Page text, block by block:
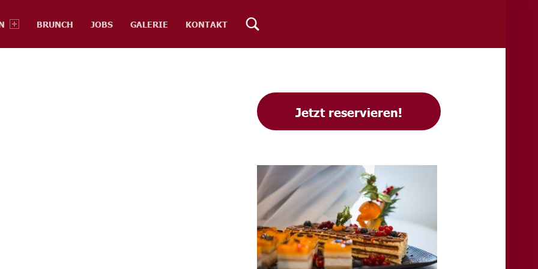
BRUNCH JOBS GALERIE KONTAKT
SIDEBAR
Jetzt reservieren!